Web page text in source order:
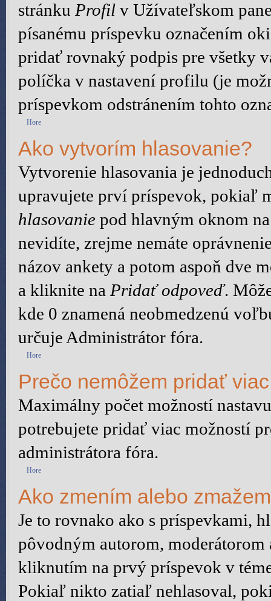
stránku Profil v Užívateľskom
písanému príspevku označením
pridať rovnaký podpis pre všetky
políčka v nastavení profilu (je
príspevkom odstránením tohto
Hore
Ako vytvorím hlasovanie?
Vytvorenie hlasovania je
upravujete prví príspevok, pokiaľ
hlasovanie pod hlavným oknom
nevidíte, zrejme nemáte
názov ankety a potom aspoň dve
a kliknite na Pridať odpoveď.
kde 0 znamená neobmedzenú
určuje Administrátor fóra.
Hore
Prečo nemôžem pridať
Maximálny počet možností
potrebujete pridať viac možností
administrátora fóra.
Hore
Ako zmením alebo
Je to rovnako ako s príspevkami,
pôvodným autorom,
kliknutím na prvý príspevok v
Pokiaľ nikto zatiaľ nehlasoval,